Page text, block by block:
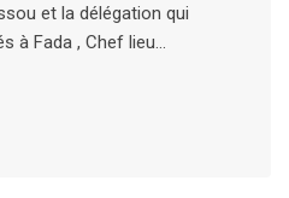
et la délégation qui
à Fada , Chef lieu…